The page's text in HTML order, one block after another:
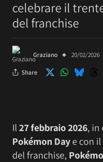
celebrare il
del franchise
Graziano 20/02/2026
Share
Il27 febbraio 2026, in
Pokémon Daye con il
del franchise,